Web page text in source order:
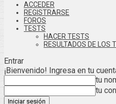
ACCEDER
REGISTRARSE
FOROS
TESTS
HACER TESTS
RESULTADOS DE LOS
Entrar
¡Bienvenido! Ingresa en tu
tu
tu